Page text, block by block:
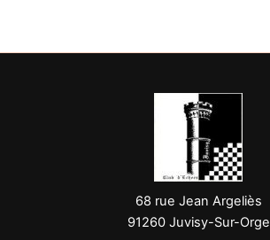
68 rue Jean Argeliès
91260 Juvisy-Sur-Orge